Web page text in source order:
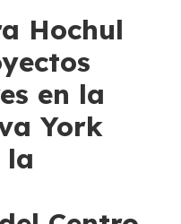
Hochul
en la
York
la